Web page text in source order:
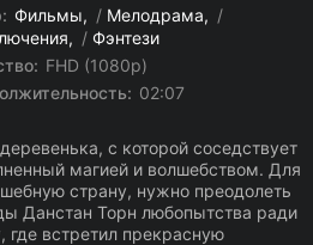
Фильмы / Мелодрама
/
/ Фэнтези
FHD (1080p)
02:07
с которой соседствует
магией и волшебством. Для
страну, нужно преодолеть
Данстан Торн любопытства ради
где встретил прекрасную